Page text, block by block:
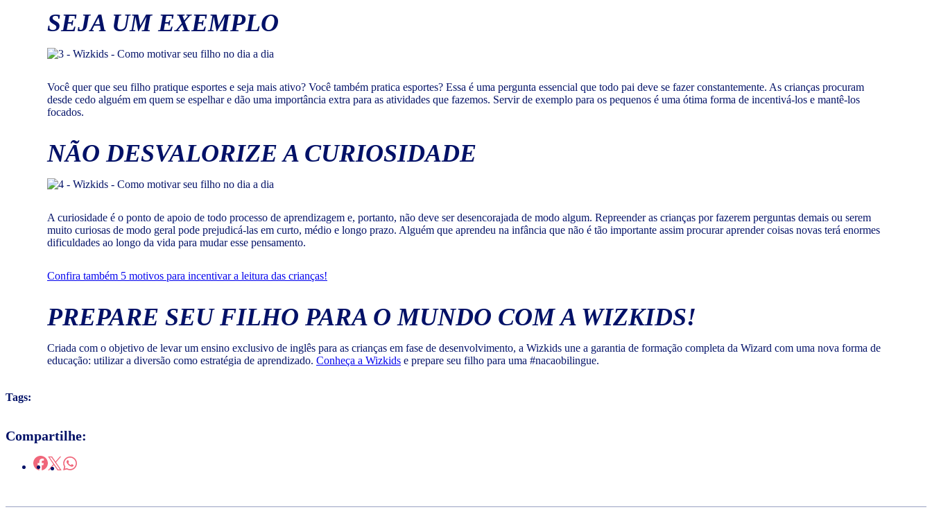
SEJA UM EXEMPLO
Você quer que seu filho pratique esportes e seja mais ativo? Você também pratica esportes? Essa é uma pergunta essencial que todo pai deve se fazer constantemente. As crianças procuram
desde cedo alguém em quem se espelhar e dão uma importância extra para as atividades que fazemos. Servir de exemplo para os pequenos é uma ótima forma de incentivá-los e mantê-los
focados.
NÃO DESVALORIZE A CURIOSIDADE
A curiosidade é o ponto de apoio de todo processo de aprendizagem e, portanto, não deve ser desencorajada de modo algum. Repreender as crianças por fazerem perguntas demais ou serem
muito curiosas de modo geral pode prejudicá-las em curto, médio e longo prazo. Alguém que aprendeu na infância que não é tão importante assim procurar aprender coisas novas terá enormes
dificuldades ao longo da vida para mudar esse pensamento.
Confira também 5 motivos para incentivar a leitura das crianças!
PREPARE SEU FILHO PARA O MUNDO COM A WIZKIDS!
Criada com o objetivo de levar um ensino exclusivo de inglês para as crianças em fase de desenvolvimento, a Wizkids une a garantia de formação completa da Wizard com uma nova forma de
educação: utilizar a diversão como estratégia de aprendizado. Conheça a Wizkids e prepare seu filho para uma #nacaobilingue.
Tags:
Compartilhe: